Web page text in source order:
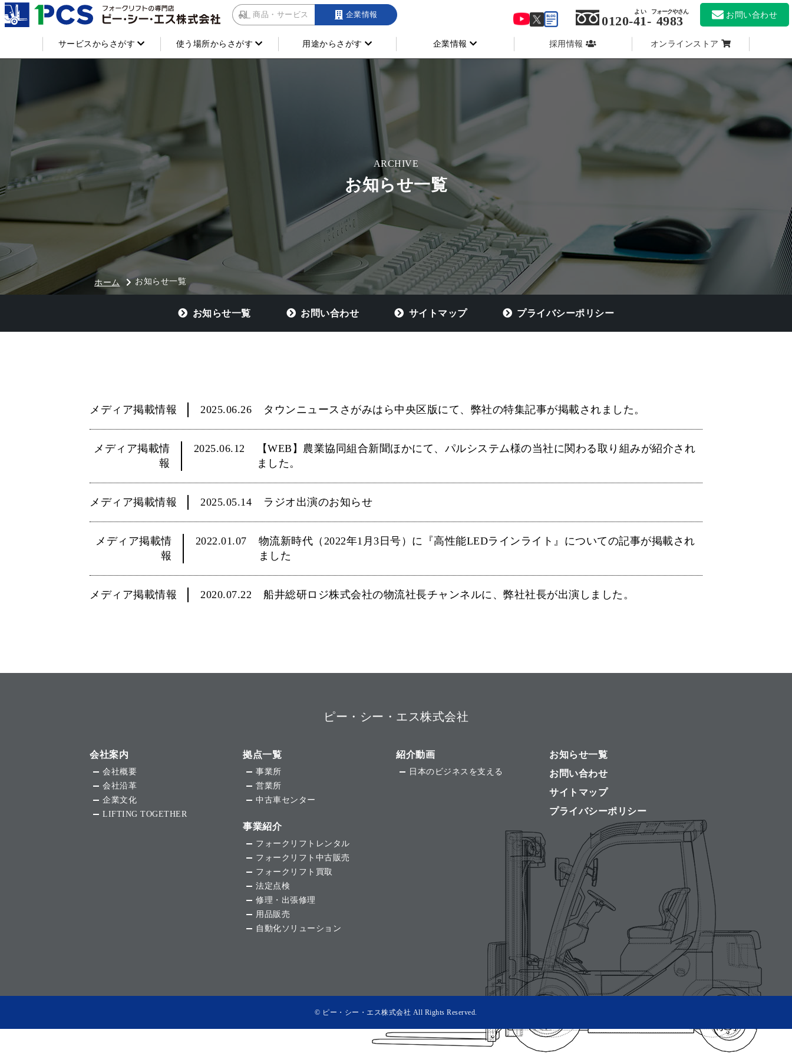
商品・サービス 企業情報 0120-41
よい
- 4983
フォークやさん お問い合わせ
サービスからさがす 使う場所からさがす 用途からさがす 企業情報 採用情報 オンラインストア
ARCHIVE
お知らせ一覧
ホーム お知らせ一覧
お知らせ一覧 お問い合わせ サイトマップ プライバシーポリシー
メディア掲載情報 2025.06.26 タウンニュースさがみはら中央区版にて、弊社の特集記事が掲載されました。
メディア掲載情
報
2025.06.12
【WEB】農業協同組合新聞ほかにて、パルシステム様の当社に関わる取り組みが紹介され
ました。
メディア掲載情報 2025.05.14 ラジオ出演のお知らせ
メディア掲載情
報
2022.01.07
物流新時代（2022年1月3日号）に『高性能LEDラインライト』についての記事が掲載され
ました
メディア掲載情報 2020.07.22 船井総研ロジ株式会社の物流社長チャンネルに、弊社社長が出演しました。
ピー・シー・エス株式会社
会社案内
会社概要
会社沿革
企業文化
LIFTING TOGETHER
拠点一覧
事業所
営業所
中古車センター
事業紹介
フォークリフトレンタル
フォークリフト中古販売
フォークリフト買取
法定点検
修理・出張修理
用品販売
自動化ソリューション
紹介動画
日本のビジネスを支える
お知らせ一覧
お問い合わせ
サイトマップ
プライバシーポリシー
© ピー・シー・エス株式会社 All Rights Reserved.